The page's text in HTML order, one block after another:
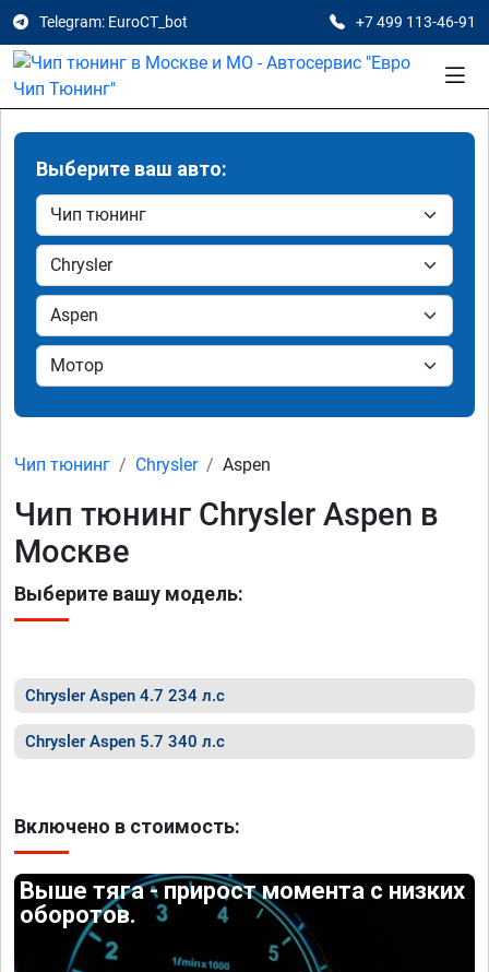
Telegram: EuroCT_bot +7 499 113-46-91
Выберите ваш авто:
Чип тюнинг Chrysler Aspen
Чип тюнинг Chrysler Aspen в
Москве
Выберите вашу модель:
Chrysler Aspen 4.7 234 л.с
Chrysler Aspen 5.7 340 л.с
Включено в стоимость:
Выше тяга - прирост момента с низких
оборотов.